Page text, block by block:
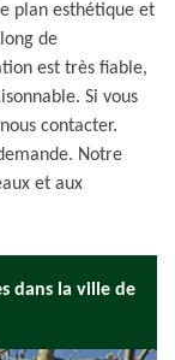
plan esthétique et
de
est très fiable,
Si vous
contacter.
Notre
et aux
dans la ville de